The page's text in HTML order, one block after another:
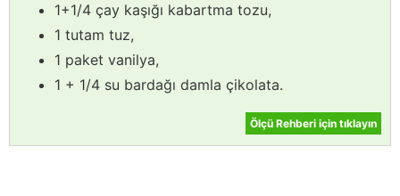
1+1/4 çay kaşığı kabartma tozu,
1 tutam tuz,
1 paket vanilya,
1 + 1/4 su bardağı damla çikolata.
Ölçü Rehberi için tıklayın